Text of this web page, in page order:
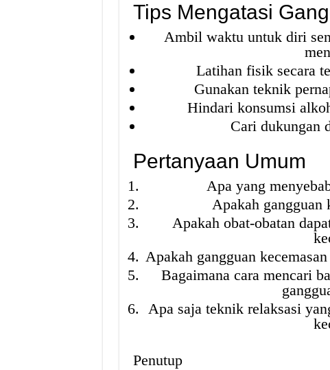
Tips Mengatasi
Ambil waktu untuk diri
Latihan fisik secara
Gunakan teknik
Hindari konsumsi
Cari dukungan
Pertanyaan Umum
Apa yang
Apakah gangguan
Apakah obat-obatan
Apakah gangguan
Bagaimana cara mencari
Apa saja teknik relaksasi
Penutup